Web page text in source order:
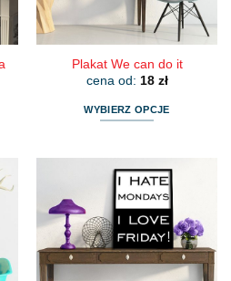
stronie
produktu
Plakat We can do it
cena od: 18 zł
WYBIERZ OPCJE
ma
wiele
wariantów.
Opcje
można
wybrać